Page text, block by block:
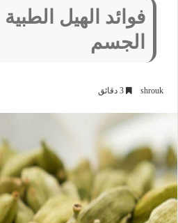
فوائد الهيل
الجسم
shrouk